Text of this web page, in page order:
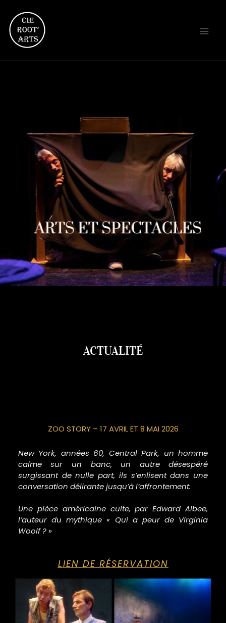
ACTUALITÉ
ZOO STORY – 17 AVRIL ET 8 MAI 2026
New York, années 60, Central Park, un homme
calme sur un banc, un autre désespéré
surgissant de nulle part, ils s’enlisent dans une
conversation délirante jusqu’à l’affrontement.
Une pièce américaine culte, par Edward Albee,
l’auteur du mythique « Qui a peur de Virginia
Woolf ? »
LIEN DE RÉSERVATION